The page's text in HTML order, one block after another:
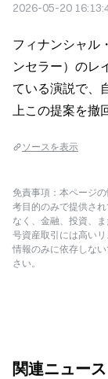
2026-05-20
フィナンシャル
ンセラー）のレ
ている演説で、
上この提案を撤
ソースを表示
免責事項：本ページ
考目的のみで提供さ
なく、金融、投資、
号資産取引には高い
情報のみに依存しない
さい。
関連ニュース